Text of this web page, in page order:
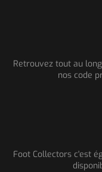
Retrouvez tout au
nos code
Foot Collectors c'est